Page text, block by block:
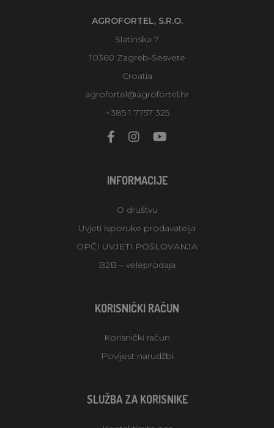
AGROFORTEL, S.R.O.
Slatinska 7
10360 Zagreb-Sesvete
Croatia
agrofortel@agrofortel.hr
+385 1 7757 325
INFORMACIJE
O društvu
Uvjeti isporuke prodavatelja
OPĆI UVJETI POSLOVANJA
B2B – veleprodaja
KORISNIČKI RAČUN
Korisnički račun
Povijest narudžbi
SLUŽBA ZA KORISNIKE